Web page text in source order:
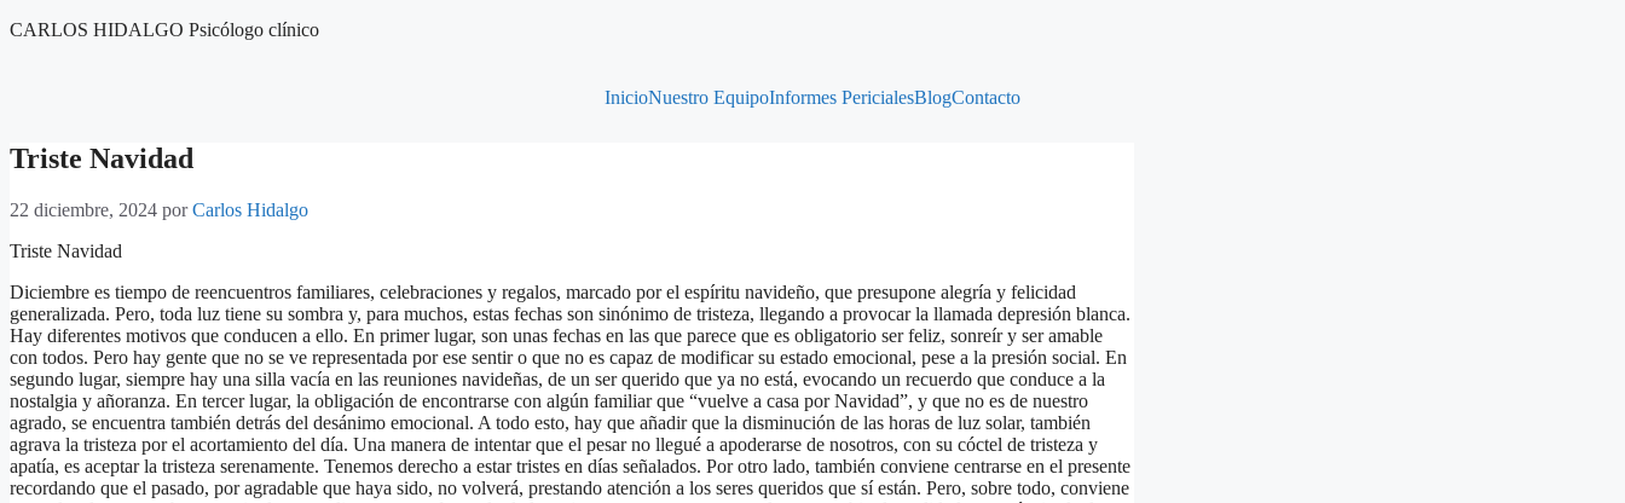
Saltar
CARLOS HIDALGO Psicólogo clínico
InicioNuestro EquipoInformes PericialesBlogContacto
Triste Navidad
22 diciembre, 2024 porCarlos Hidalgo
Triste Navidad
Diciembre es tiempo de reencuentros familiares, celebraciones y regalos, marcado por el espíritu navideño, que presupone alegría y felicidad
generalizada. Pero, toda luz tiene su sombra y, para muchos, estas fechas son sinónimo de tristeza, llegando a provocar la llamada depresión blanca.
Hay diferentes motivos que conducen a ello. En primer lugar, son unas fechas en las que parece que es obligatorio ser feliz, sonreír y ser amable
con todos. Pero hay gente que no se ve representada por ese sentir o que no es capaz de modificar su estado emocional, pese a la presión social. En
segundo lugar, siempre hay una silla vacía en las reuniones navideñas, de un ser querido que ya no está, evocando un recuerdo que conduce a la
nostalgia y añoranza. En tercer lugar, la obligación de encontrarse con algún familiar que “vuelve a casa por Navidad”, y que no es de nuestro
agrado, se encuentra también detrás del desánimo emocional. A todo esto, hay que añadir que la disminución de las horas de luz solar, también
agrava la tristeza por el acortamiento del día. Una manera de intentar que el pesar no llegué a apoderarse de nosotros, con su cóctel de tristeza y
apatía, es aceptar la tristeza serenamente. Tenemos derecho a estar tristes en días señalados. Por otro lado, también conviene centrarse en el presente
recordando que el pasado, por agradable que haya sido, no volverá, prestando atención a los seres queridos que sí están. Pero, sobre todo, conviene